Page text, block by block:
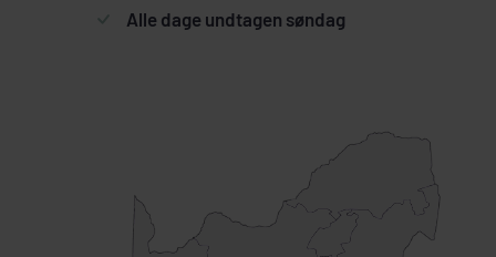
Alle dage undtagen søndag